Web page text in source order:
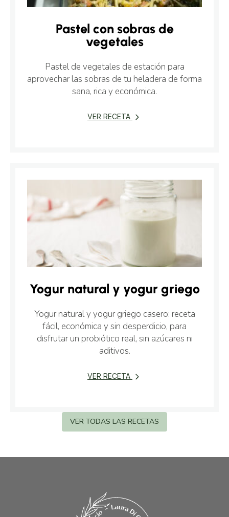
Pastel con sobras de
vegetales
Pastel de vegetales de estación para
aprovechar las sobras de tu heladera de forma
sana, rica y económica.
VER RECETA
Yogur natural y yogur griego
Yogur natural y yogur griego casero: receta
fácil, económica y sin desperdicio, para
disfrutar un probiótico real, sin azúcares ni
aditivos.
VER RECETA
VER TODAS LAS RECETAS